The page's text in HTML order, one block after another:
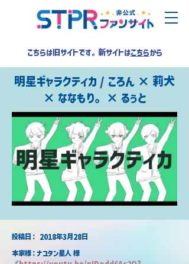
こちらは旧サイトです。新サイトはこちらから
明星ギャラクティカ / ころん × 莉犬
× ななもり。 × るぅと
2018年3月28日
​投稿日：
本家様：ナユタン星人 様